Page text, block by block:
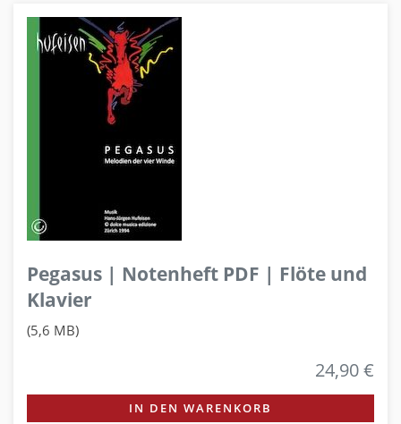
Pegasus | Notenheft PDF | Flöte und
Klavier
(5,6 MB)
24,90 €
IN DEN WARENKORB